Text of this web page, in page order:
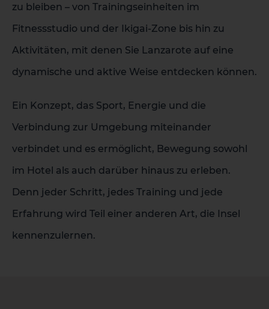
zu bleiben – von Trainingseinheiten im
Fitnessstudio und der Ikigai-Zone bis hin zu
Aktivitäten, mit denen Sie Lanzarote auf eine
dynamische und aktive Weise entdecken können.
Ein Konzept, das Sport, Energie und die
Verbindung zur Umgebung miteinander
verbindet und es ermöglicht, Bewegung sowohl
im Hotel als auch darüber hinaus zu erleben.
Denn jeder Schritt, jedes Training und jede
Erfahrung wird Teil einer anderen Art, die Insel
kennenzulernen.